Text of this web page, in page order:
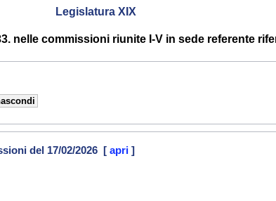
Legislatura XIX
nelle commissioni riunite I-V in sede referente
del 17/02/2026 [ apri ]